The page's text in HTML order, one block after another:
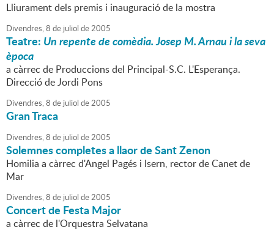
Lliurament dels premis i inauguració de la mostra
Divendres,8 de juliol de2005
Teatre: Un repente de comèdia. Josep M. Arnau i la seva
època
a càrrec de Produccions del Principal-S.C. L'Esperança.
Direcció de Jordi Pons
Divendres,8 de juliol de2005
Gran Traca
Divendres,8 de juliol de2005
Solemnes completes a llaor de Sant Zenon
Homilia a càrrec d'Angel Pagés i Isern, rector de Canet de
Mar
Divendres,8 de juliol de2005
Concert de Festa Major
a càrrec de l'Orquestra Selvatana